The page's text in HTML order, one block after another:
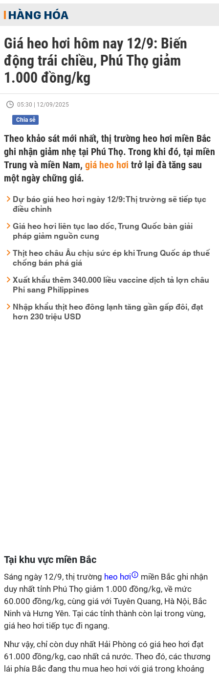
HÀNG HÓA
Giá heo hơi hôm nay 12/9: Biến
động trái chiều, Phú Thọ giảm
1.000 đồng/kg
05:30 | 12/09/2025
Chia sẻ
Theo khảo sát mới nhất, thị trường heo hơi miền Bắc
ghi nhận giảm nhẹ tại Phú Thọ. Trong khi đó, tại miền
Trung và miền Nam, giá heo hơi trở lại đà tăng sau
một ngày chững giá.
Dự báo giá heo hơi ngày 12/9: Thị trường sẽ tiếp tục
điều chỉnh
Giá heo hơi liên tục lao dốc, Trung Quốc bàn giải
pháp giảm nguồn cung
Thịt heo châu Âu chịu sức ép khi Trung Quốc áp thuế
chống bán phá giá
Xuất khẩu thêm 340.000 liều vaccine dịch tả lợn châu
Phi sang Philippines
Nhập khẩu thịt heo đông lạnh tăng gần gấp đôi, đạt
hơn 230 triệu USD
Tại khu vực miền Bắc
Sáng ngày 12/9, thị trường heo hơi
miền Bắc ghi nhận
duy nhất tỉnh Phú Thọ giảm 1.000 đồng/kg, về mức
60.000 đồng/kg, cùng giá với Tuyên Quang, Hà Nội, Bắc
Ninh và Hưng Yên. Tại các tỉnh thành còn lại trong vùng,
giá heo hơi tiếp tục đi ngang.
Như vậy, chỉ còn duy nhất Hải Phòng có giá heo hơi đạt
61.000 đồng/kg, cao nhất cả nước. Theo đó, các thương
lái phía Bắc đang thu mua heo hơi với giá trong khoảng